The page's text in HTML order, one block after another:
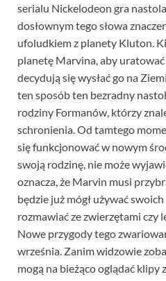
serialu Nickelodeon gra
dosłownym tego słowa
ufoludkiem z planety Kluton.
planetę Marvina, aby uratować
decydują się wysłać go na
ten sposób ten bezradny
rodziny Formanów, którzy
schronienia. Od tamtego
się funkcjonować w nowym
swoją rodzinę, nie może
oznacza, że Marvin musi
będzie już mógł używać
rozmawiać ze zwierzętami czy
Nowe przygody tego
września. Zanim widzowie
mogą na bieżąco oglądać klipy